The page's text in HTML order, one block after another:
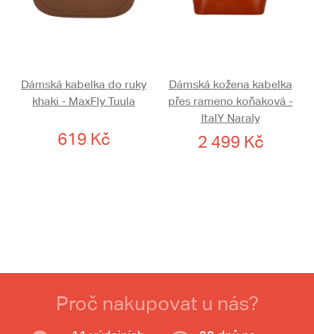
Dámská kabelka do ruky
khaki - MaxFly Tuula
619 Kč
Dámská kožena kabelka
přes rameno koňaková -
ItalY Naraly
2 499 Kč
Proč nakupovat u nás?